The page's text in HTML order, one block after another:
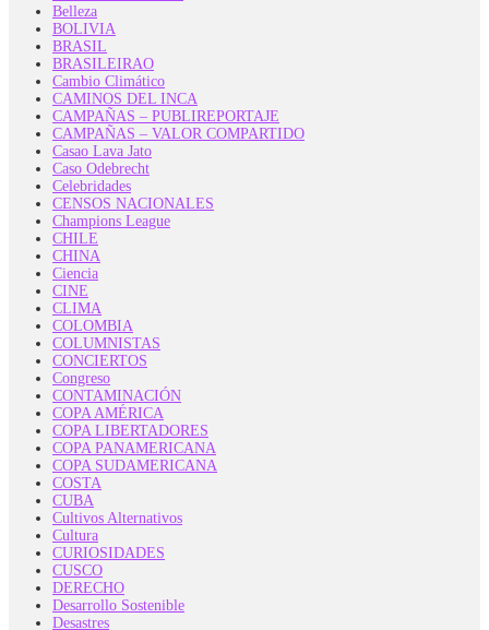
Belleza
BOLIVIA
BRASIL
BRASILEIRAO
Cambio Climático
CAMINOS DEL INCA
CAMPAÑAS – PUBLIREPORTAJE
CAMPAÑAS – VALOR COMPARTIDO
Casao Lava Jato
Caso Odebrecht
Celebridades
CENSOS NACIONALES
Champions League
CHILE
CHINA
Ciencia
CINE
CLIMA
COLOMBIA
COLUMNISTAS
CONCIERTOS
Congreso
CONTAMINACIÓN
COPA AMÉRICA
COPA LIBERTADORES
COPA PANAMERICANA
COPA SUDAMERICANA
COSTA
CUBA
Cultivos Alternativos
Cultura
CURIOSIDADES
CUSCO
DERECHO
Desarrollo Sostenible
Desastres